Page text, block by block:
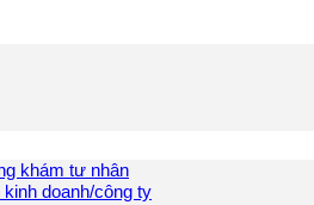
khám tư nhân
doanh/công ty